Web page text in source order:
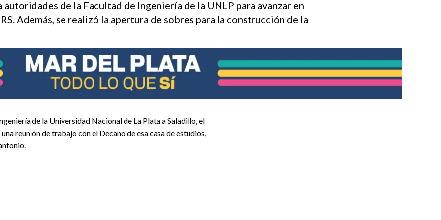
de la Facultad de Ingeniería de la UNLP para avanzar en
Además, se realizó la apertura de sobres para la construcción de la
de la Universidad Nacional de La Plata a Saladillo, el
reunión de trabajo con el Decano de esa casa de estudios,